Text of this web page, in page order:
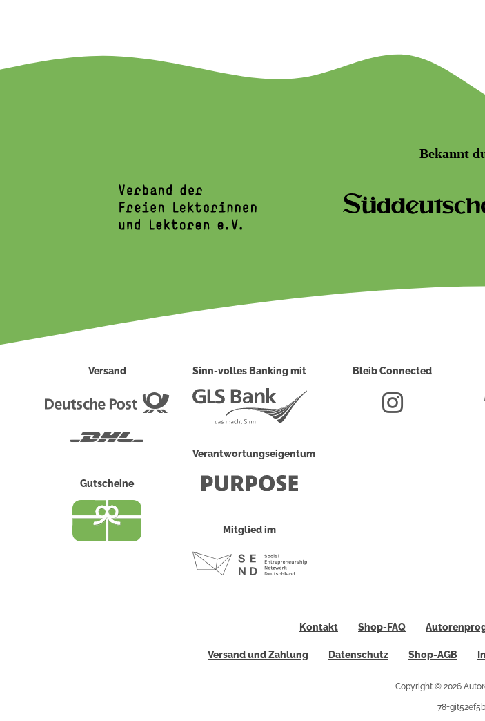
Bekannt
Versand
Deutsche
Gutscheine
Sinn-volles Banking mit
Verantwortungseigentum
Mitglied im
Bleib Connected
Kontakt Shop-FAQ
Versand und Zahlung Datenschutz Shop-AGB
Copyright © 2026